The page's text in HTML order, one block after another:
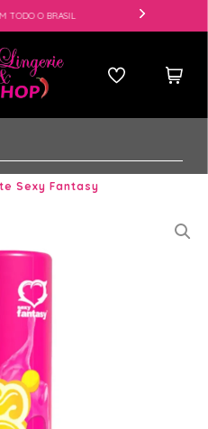
TODO O BRASIL
Sexy Fantasy